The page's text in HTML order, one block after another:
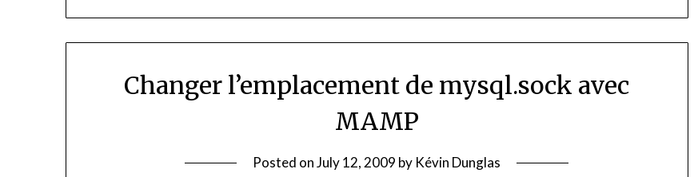
Changer l’emplacement de mysql.sock avec
MAMP
Posted onJuly 12, 2009 by Kévin Dunglas